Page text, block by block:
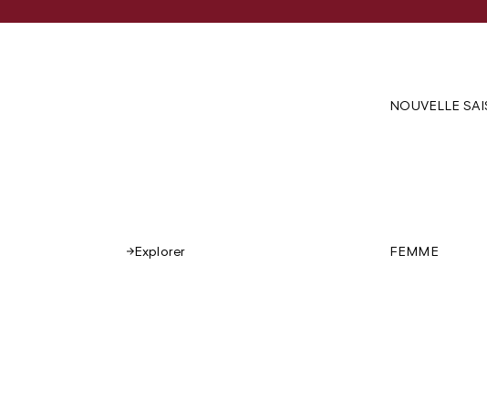
NOUVELLE
Explorer FEMME